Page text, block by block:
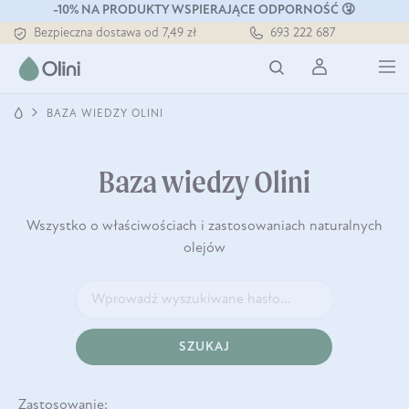
-10% NA PRODUKTY WSPIERAJĄCE ODPORNOŚĆ 🤧
Tłoczony zawsze na zimno
Bezpieczna dostawa od 7,49 zł
Tłoczony zawsze na zimno
693 222 687
BAZA WIEDZY OLINI
Baza wiedzy Olini
Wszystko o właściwościach i zastosowaniach naturalnych
olejów
SZUKAJ
Zastosowanie: